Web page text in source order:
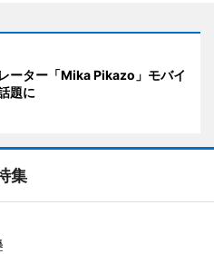
ーター「Mika Pikazo」モバイ
題に
集